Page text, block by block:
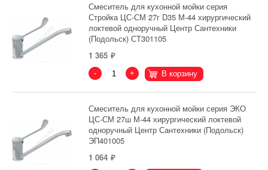
Смеситель для кухонной мойки серия
Стройка ЦС-СМ 27г D35 М-44 хирургический
локтевой одноручный Центр Сантехники
(Подольск) СТ301105
1 365
- + В корзину
Смеситель для кухонной мойки серия ЭКО
ЦС-СМ 27ш М-44 хирургический локтевой
одноручный Центр Сантехники (Подольск)
ЭП401005
1 064